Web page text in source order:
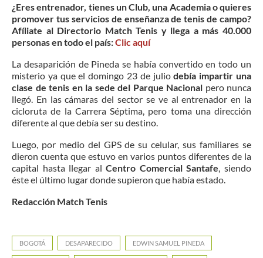
¿Eres entrenador, tienes un Club, una Academia o quieres
promover tus servicios de enseñanza de tenis de campo?
Afíliate al Directorio Match Tenis y llega a más 40.000
personas en todo el país:Clic aquí
La desaparición de Pineda se había convertido en todo un
misterio ya que el domingo 23 de juliodebía impartir una
clase de tenis en la sede del Parque Nacional pero nunca
llegó. En las cámaras del sector se ve al entrenador en la
cicloruta de la Carrera Séptima, pero toma una dirección
diferente al que debía ser su destino.
Luego, por medio del GPS de su celular, sus familiares se
dieron cuenta que estuvo en varios puntos diferentes de la
capital hasta llegar alCentro Comercial Santafe , siendo
éste el último lugar donde supieron que había estado.
Redacción Match Tenis
BOGOTÁ DESAPARECIDO EDWIN SAMUEL PINEDA